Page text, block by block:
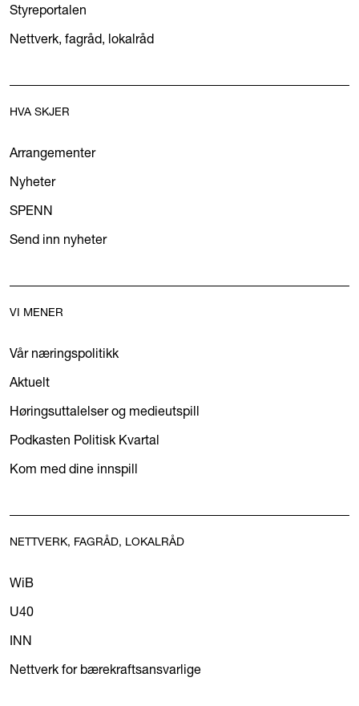
Styreportalen
Nettverk, fagråd, lokalråd
HVA SKJER
Arrangementer
Nyheter
SPENN
Send inn nyheter
VI MENER
Vår næringspolitikk
Aktuelt
Høringsuttalelser og medieutspill
Podkasten Politisk Kvartal
Kom med dine innspill
NETTVERK, FAGRÅD, LOKALRÅD
WiB
U40
INN
Nettverk for bærekraftsansvarlige